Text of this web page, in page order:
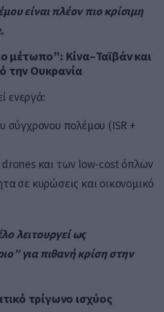
είναι πλέον πιο κρίσιμη
μέτωπο”: Κίνα–Ταϊβάν και
την Ουκρανία
ενεργά:
σύγχρονου πολέμου (ISR +
και των low-cost όπλων
σε κυρώσεις και οικονομικό
λειτουργεί ως
για πιθανή κρίση στην
τρίγωνο ισχύος